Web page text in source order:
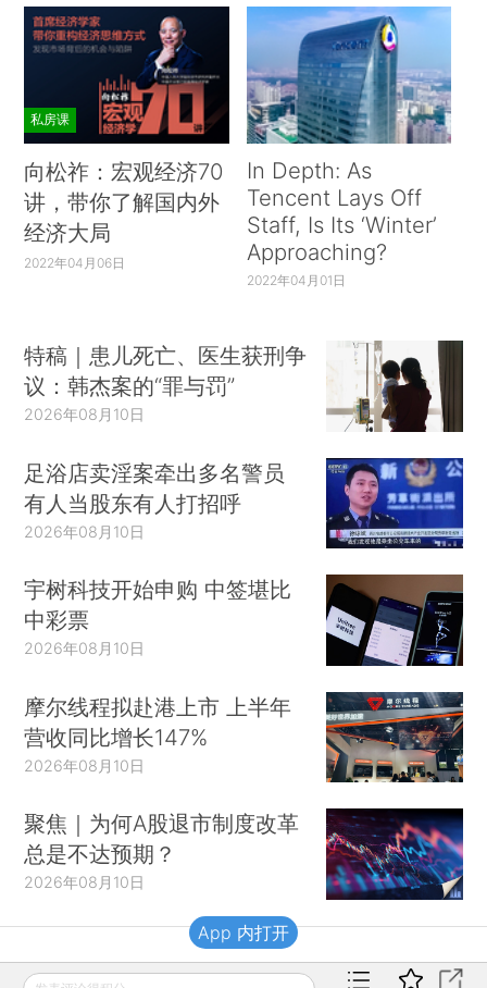
私房课
向松祚：宏观经济70
讲，带你了解国内外
经济大局
2022年04月06日
In Depth: As
Tencent Lays Off
Staff, Is Its ‘Winter’
Approaching?
2022年04月01日
特稿｜患儿死亡、医生获刑争
议：韩杰案的“罪与罚”
2026年08月10日
足浴店卖淫案牵出多名警员
有人当股东有人打招呼
2026年08月10日
宇树科技开始申购 中签堪比
中彩票
2026年08月10日
摩尔线程拟赴港上市 上半年
营收同比增长147%
2026年08月10日
聚焦｜为何A股退市制度改革
总是不达预期？
2026年08月10日
财新移动
App 内打开